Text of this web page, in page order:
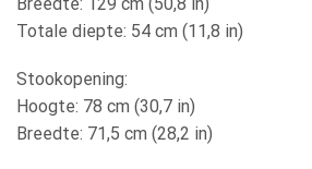
Totale diepte: 54 cm (11,8 in)
Stookopening:
Hoogte: 78 cm (30,7 in)
Breedte: 71,5 cm (28,2 in)